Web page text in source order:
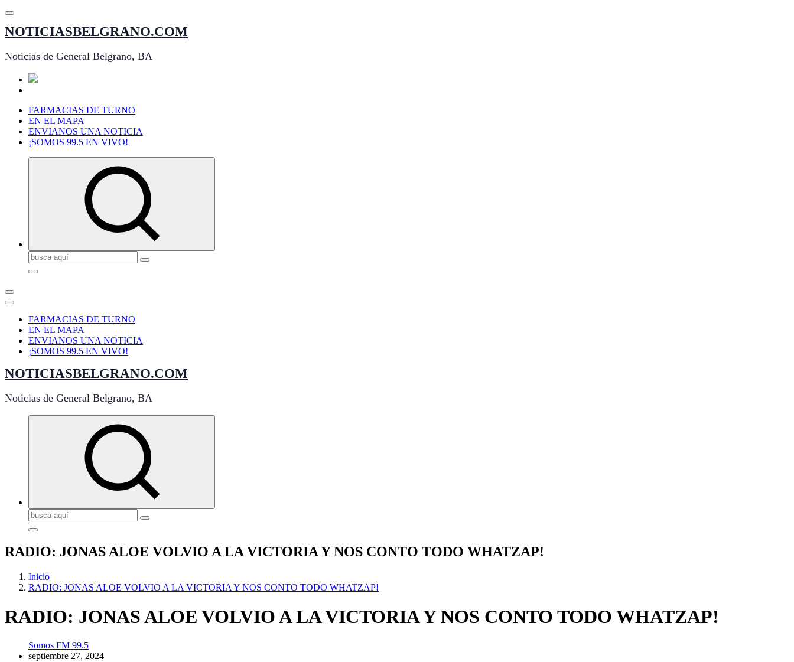
Saltar
contenido
NOTICIASBELGRANO.COM
Noticias de General Belgrano, BA
FARMACIAS DE TURNO
EN EL MAPA
ENVIANOS UNA NOTICIA
¡SOMOS 99.5 EN VIVO!
Buscar:
FARMACIAS DE TURNO
EN EL MAPA
ENVIANOS UNA NOTICIA
¡SOMOS 99.5 EN VIVO!
NOTICIASBELGRANO.COM
Noticias de General Belgrano, BA
Buscar:
RADIO: JONAS ALOE VOLVIO A LA VICTORIA Y NOS CONTO TODO WHATZAP!
Inicio
RADIO: JONAS ALOE VOLVIO A LA VICTORIA Y NOS CONTO TODO WHATZAP!
RADIO: JONAS ALOE VOLVIO A LA VICTORIA Y NOS CONTO TODO WHATZAP!
Somos FM 99.5
septiembre 27, 2024